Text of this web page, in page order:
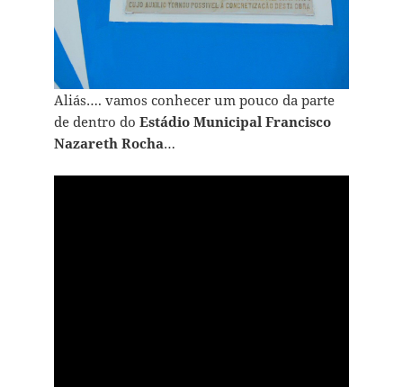
Aliás…. vamos conhecer um pouco da parte
de dentro do Estádio Municipal Francisco
Nazareth Rocha…